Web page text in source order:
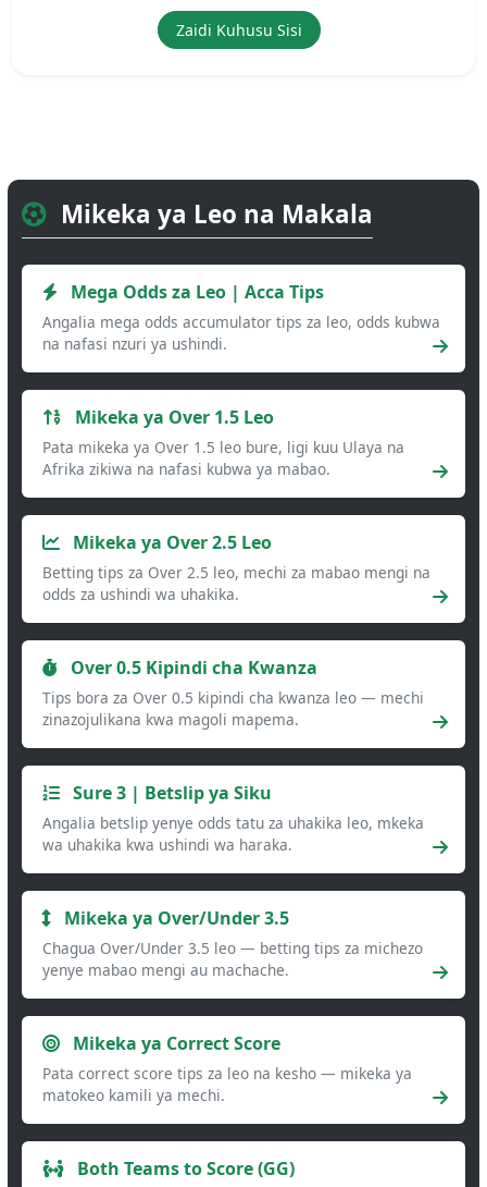
Zaidi Kuhusu Sisi
Mikeka ya Leo na Makala
Mega Odds za Leo | Acca Tips
Angalia mega odds accumulator tips za leo, odds kubwa
na nafasi nzuri ya ushindi.
Mikeka ya Over 1.5 Leo
Pata mikeka ya Over 1.5 leo bure, ligi kuu Ulaya na
Afrika zikiwa na nafasi kubwa ya mabao.
Mikeka ya Over 2.5 Leo
Betting tips za Over 2.5 leo, mechi za mabao mengi na
odds za ushindi wa uhakika.
Over 0.5 Kipindi cha Kwanza
Tips bora za Over 0.5 kipindi cha kwanza leo — mechi
zinazojulikana kwa magoli mapema.
Sure 3 | Betslip ya Siku
Angalia betslip yenye odds tatu za uhakika leo, mkeka
wa uhakika kwa ushindi wa haraka.
Mikeka ya Over/Under 3.5
Chagua Over/Under 3.5 leo — betting tips za michezo
yenye mabao mengi au machache.
Mikeka ya Correct Score
Pata correct score tips za leo na kesho — mikeka ya
matokeo kamili ya mechi.
Both Teams to Score (GG)